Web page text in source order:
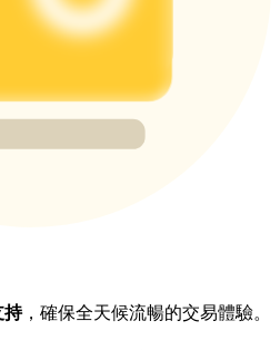
持，確保全天候流暢的交易體驗。